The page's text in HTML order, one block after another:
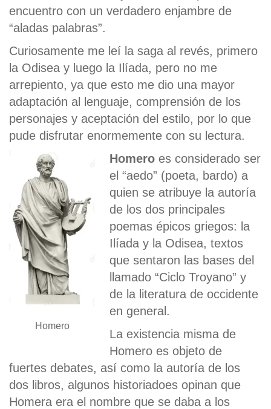
encuentro con un verdadero enjambre de
“aladas palabras”.
Curiosamente me leí la saga al revés, primero
la Odisea y luego la Ilíada, pero no me
arrepiento, ya que esto me dio una mayor
adaptación al lenguaje, comprensión de los
personajes y aceptación del estilo, por lo que
pude disfrutar enormemente con su lectura.
Homero
Homero es considerado ser
el “aedo” (poeta, bardo) a
quien se atribuye la autoría
de los dos principales
poemas épicos griegos: la
Ilíada y la Odisea, textos
que sentaron las bases del
llamado “Ciclo Troyano” y
de la literatura de occidente
en general.
La existencia misma de
Homero es objeto de
fuertes debates, así como la autoría de los
dos libros, algunos historiadoes opinan que
Homera era el nombre que se daba a los